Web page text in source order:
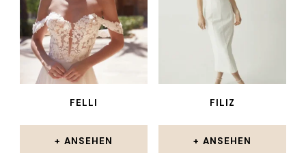
FELLI
ANSEHEN
FILIZ
ANSEHEN